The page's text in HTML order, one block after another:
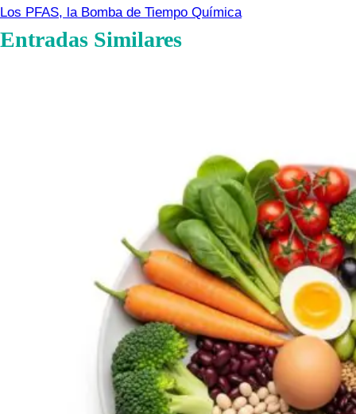
Los PFAS, la Bomba de Tiempo Química
Entradas Similares